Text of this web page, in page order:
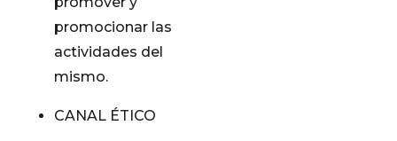
promocionar las
actividades del
mismo.
CANAL ÉTICO